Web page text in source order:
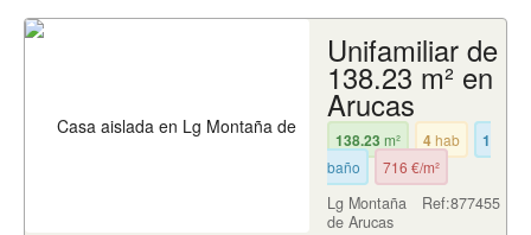
Unifamiliar de
138.23 m² en
Arucas
138.23 m² 4hab 1
baño 716 €/m²
Ref:877455
Lg Montaña
de Arucas